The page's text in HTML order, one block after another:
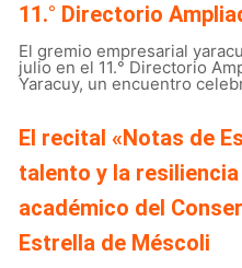
11.° Directorio
El gremio empresarial
julio en el 11.° Directorio
Yaracuy, un encuentro
El recital «Notas de
talento y la
académico del
Estrella de Méscoli